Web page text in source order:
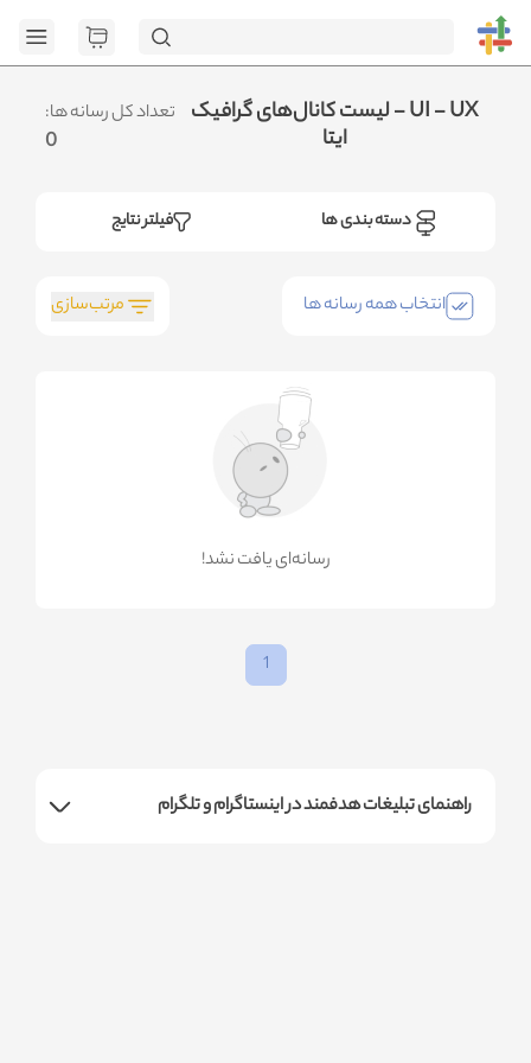
تعداد کل رسانه ها:
0
لیست کانال‌های گرافیک - UI - UX
ایتا
فیلتر نتایج دسته بندی ها
مرتب‌سازی انتخاب همه رسانه ها
!رسانه‌ای یافت نشد
1
راهنمای تبلیغات هدفمند در اینستاگرام و تلگرام